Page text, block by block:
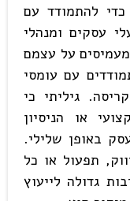
כדי להתמודד עם
עסקים ומנהלי
על עצמם
עם עומסי
גיליתי כי
או הניסיון
באופן שלילי.
תפעול או כל
גדולה לייעוץ